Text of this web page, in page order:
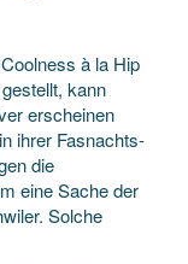
à la Hip
kann
erscheinen
ihrer Fasnachts-
die
eine Sache der
Solche